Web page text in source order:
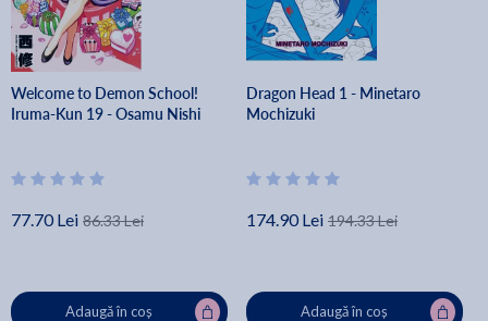
Welcome to Demon School!
Iruma-Kun 19 - Osamu Nishi
77.70 Lei 86.33 Lei
Adaugă în coș
Dragon Head 1 - Minetaro
Mochizuki
174.90 Lei 194.33 Lei
Adaugă în coș